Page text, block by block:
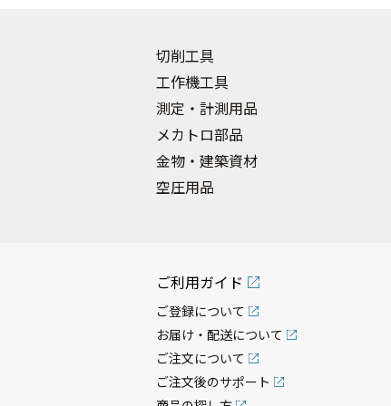
切削工具
工作機工具
測定・計測用品
メカトロ部品
金物・建築資材
空圧用品
ご利用ガイド
ご登録について
お届け・配送について
ご注文について
ご注文後のサポート